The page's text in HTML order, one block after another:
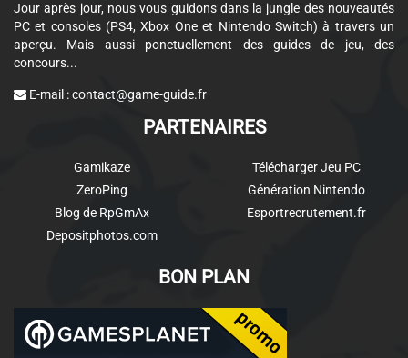
Jour après jour, nous vous guidons dans la jungle des nouveautés
PC et consoles (PS4, Xbox One et Nintendo Switch) à travers un
aperçu. Mais aussi ponctuellement des guides de jeu, des
concours...
E-mail :contact@game-guide.fr
PARTENAIRES
Gamikaze
ZeroPing
Blog de RpGmAx
Depositphotos.com
Télécharger Jeu PC
Génération Nintendo
Esportrecrutement.fr
BON PLAN